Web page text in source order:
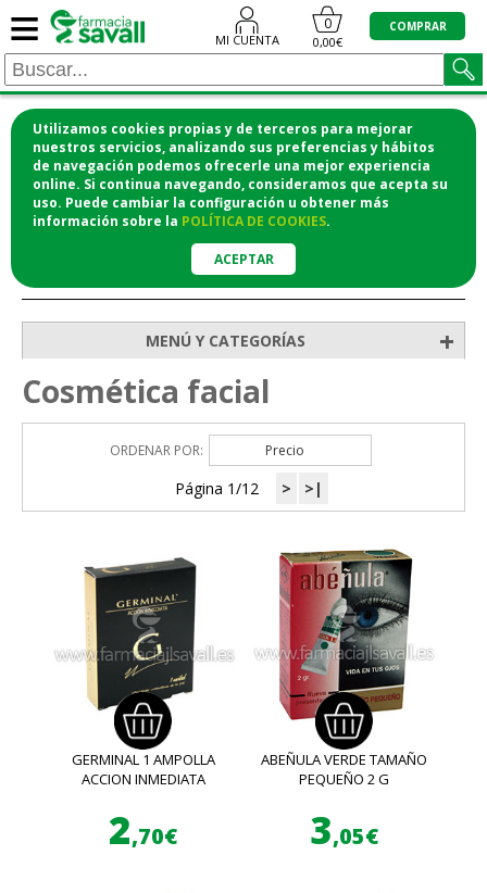
Utilizamos cookies propias y de terceros para mejorar
nuestros servicios, analizando sus preferencias y hábitos
de navegación podemos ofrecerle una mejor experiencia
online. Si continua navegando, consideramos que acepta su
uso. Puede cambiar la configuración u obtener más
información sobre la POLÍTICA DE COOKIES.
ACEPTAR
≡ MI CUENTA
0
0,00€
COMPRAR
¡COMPRA CÓMODAMENTE DESDE CASA Y RECOGE
EN LA FARMACIA!
o si lo prefieres te lo mandamos a casa
Higiene y cosmética>Cosmética facial
MENÚ Y CATEGORÍAS +
Cosmética facial
ORDENAR POR: Precio
Página 1/12 > >|
GERMINAL 1 AMPOLLA
ACCION INMEDIATA
2,70€
ABEÑULA VERDE TAMAÑO
PEQUEÑO 2 G
3,05€